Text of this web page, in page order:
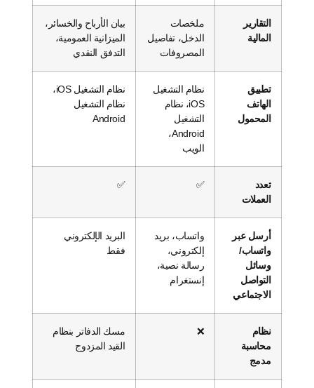
التقارير
المالية
ملخصات
الدخل، تفاصيل
المصروفات
بيان الأرباح والخسائر،
الميزانية العمومية،
التدفق النقدي
تطبيق
الهاتف
المحمول
نظام التشغيل
iOS، نظام
التشغيل
Android،
الويب
نظام التشغيل iOS،
نظام التشغيل
Android
تعدد
العملات
✅
✅
أرسل عبر
واتساب/
وسائل
التواصل
الاجتماعي
واتساب، بريد
إلكتروني،
رسالة نصية،
إنستغرام
البريد الإلكتروني
فقط
نظام
محاسبة
مدمج
❌
مسك الدفاتر بنظام
القيد المزدوج